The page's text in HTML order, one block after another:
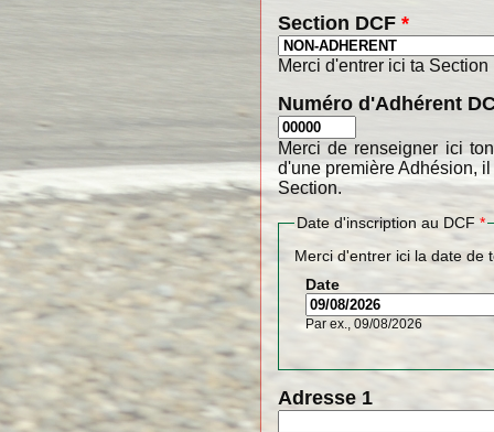
Section DCF *
Merci d'entrer ici ta
Numéro d'Adhérent
Merci de renseigner ici
d'une première Adhésion,
Section.
Date d'inscription au DCF *
Merci d'entrer ici la date de
Date
Par ex., 09/08/2026
Adresse 1